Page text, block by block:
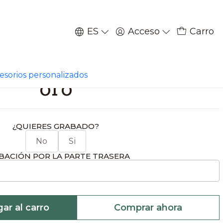
ES Acceso Carro
personalizados
homologación zorro
oro
¿QUIERES GRABADO?
No Si
POR LA PARTE TRASERA
al carro Comprar ahora